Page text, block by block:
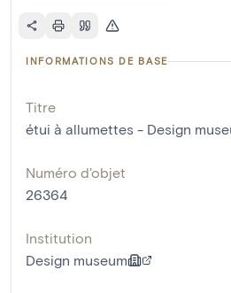
INFORMATIONS DE BASE
Titre
étui à allumettes - Design
Numéro d'objet
26364
Institution
Design museum